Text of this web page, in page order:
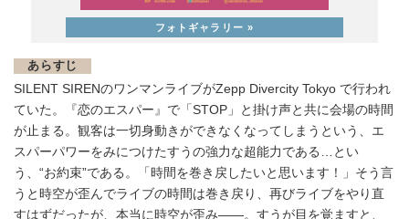
あらすじ
SILENT SIRENのワンマンライブがZepp Divercity Tokyo で行われ
ていた。『恋のエスパー』で「STOP」と掛け声と共に会場の時間
が止まる。観客は一切身動きができなくなってしまうという、エ
スパーパワーをみにつけたすうの強力な超能力である…とい
う、“お約束”である。「時間を巻き戻したいと思います！」そう言
うと時空が歪んでライブの時間は巻き戻り、再びライブをやり直
すはずだったが、本当に時空が歪み――。すうが目を覚ますと、